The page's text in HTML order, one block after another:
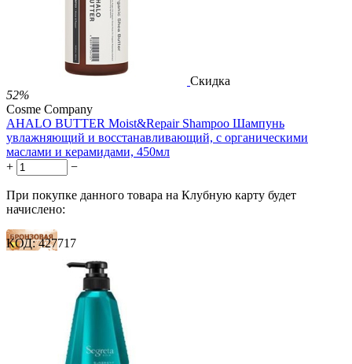
Нет в наличии
 
Скидка
52%
Cosme Company
AHALO BUTTER Moist&Repair Shampoo Шампунь
увлажняющий и восстанавливающий, с органическими
маслами и керамидами, 450мл
+
−
При покупке данного товара на Клубную карту будет
начислено:
20 баллов
33 балла
1 212.00
Р
за 1.00 мл
КОД: 427717